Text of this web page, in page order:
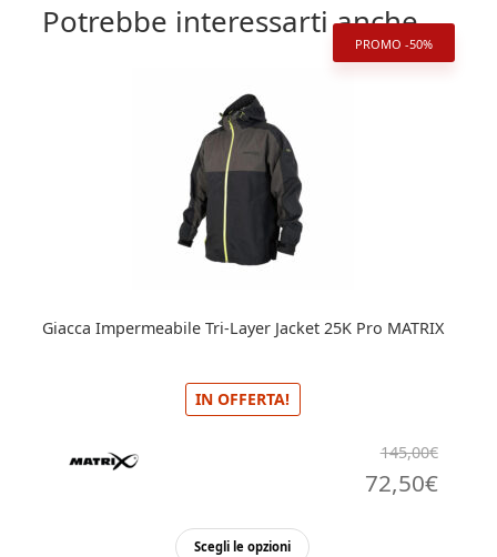
Potrebbe interessarti anche...
PROMO -50%
Giacca Impermeabile Tri-Layer Jacket 25K Pro MATRIX
IN OFFERTA!
145,00€
72,50€Il
Scegli le opzioni
Questo